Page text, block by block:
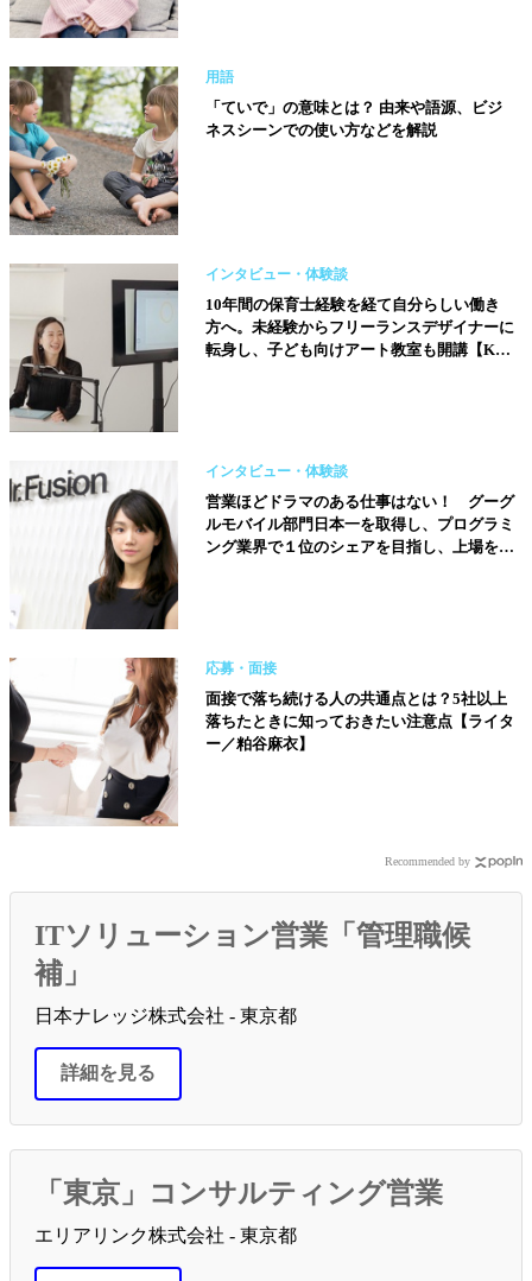
用語
「ていで」の意味とは？ 由来や語源、ビジ
ネスシーンでの使い方などを解説
インタビュー・体験談
10年間の保育士経験を経て自分らしい働き
方へ。未経験からフリーランスデザイナーに
転身し、子ども向けアート教室も開講【Kids
インタビュー・体験談
営業ほどドラマのある仕事はない！ グーグ
ルモバイル部門日本一を取得し、プログラミ
ング業界で１位のシェアを目指し、上場を果
応募・面接
面接で落ち続ける人の共通点とは？5社以上
落ちたときに知っておきたい注意点【ライタ
ー／粕谷麻衣】
Recommended by
ITソリューション営業「管理職候
補」
日本ナレッジ株式会社 - 東京都
詳細を見る
「東京」コンサルティング営業
エリアリンク株式会社 - 東京都